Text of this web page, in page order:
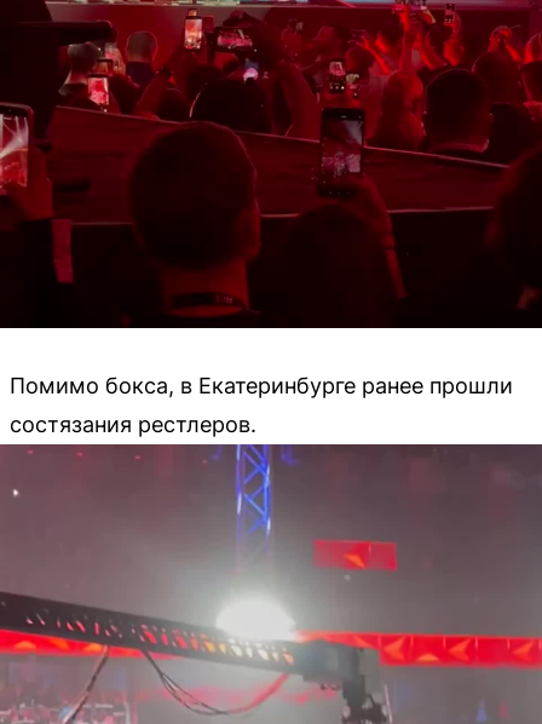
Помимо бокса, в Екатеринбурге ранее прошли
состязания рестлеров.